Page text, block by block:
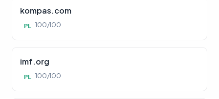
kompas.com
PL 100/100
imf.org
PL 100/100